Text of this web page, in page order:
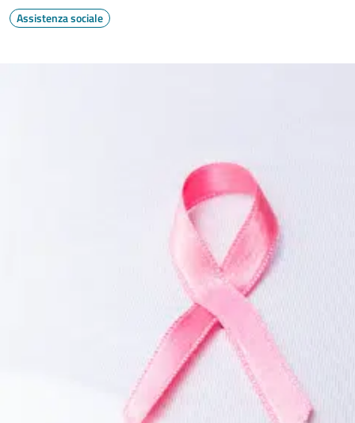
Assistenza sociale